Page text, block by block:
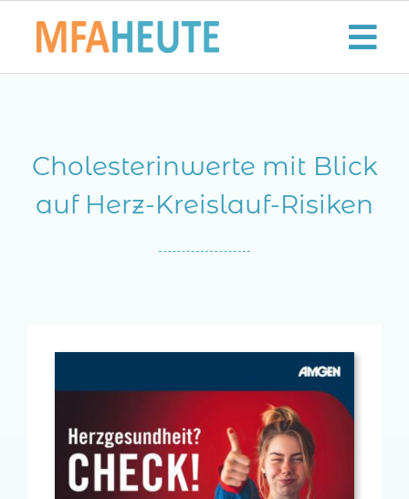
Inhalt
Aktuelles
MFA-heute Newsletter-Anmeldung
Über uns
Cholesterinwerte mit Blick
auf Herz-Kreislauf-Risiken